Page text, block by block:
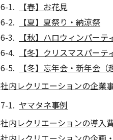
【春】お花見
【夏】夏祭り・納涼祭
【秋】ハロウィンパーテ
【冬】クリスマスパーテ
【冬】忘年会・新年会（
社内レクリエーションの企業
ヤマタネ事例
社内レクリエーションの導入